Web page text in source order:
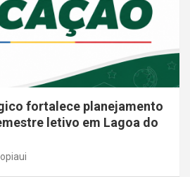
fortalece planejamento
letivo em Lagoa do